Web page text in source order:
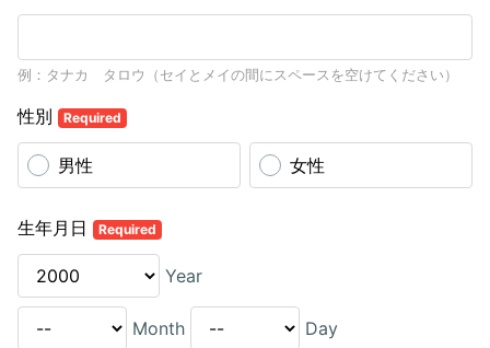
例：タナカ タロウ（セイとメイの間にスペースを空けてください）
性別 Required
男性 女性
生年月日 Required
Year
Month Day